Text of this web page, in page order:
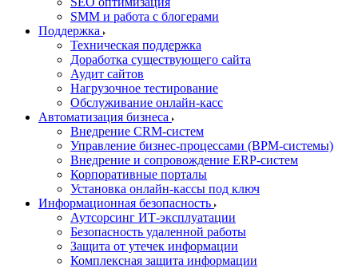
SMM и работа с блогерами
Поддержка
Техническая поддержка
Доработка существующего сайта
Аудит сайтов
Нагрузочное тестирование
Обслуживание онлайн-касс
Автоматизация бизнеса
Внедрение CRM-систем
Управление бизнес-процессами (BPM-системы)
Внедрение и сопровождение ERP-систем
Корпоративные порталы
Установка онлайн-кассы под ключ
Информационная безопасность
Аутсорсинг ИТ-эксплуатации
Безопасность удаленной работы
Защита от утечек информации
Комплексная защита информации